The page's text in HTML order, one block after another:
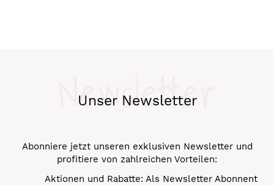
Unser Newsletter
Newsletter
Abonniere jetzt unseren exklusiven Newsletter und
profitiere von zahlreichen Vorteilen:
Aktionen und Rabatte: Als Newsletter Abonnent